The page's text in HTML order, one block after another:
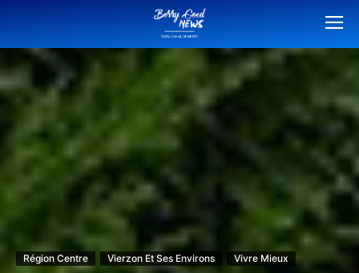
Région Centre Vierzon Et Ses Environs Vivre Mieux